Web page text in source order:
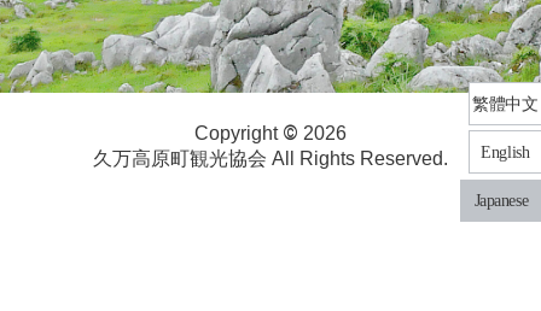
繁體中文
English
Japanese
Copyright © 2026
久万高原町観光協会 All Rights Reserved.